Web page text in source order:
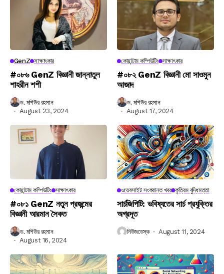
GenZ সাক্ষাৎকার
#০৮৬ GenZ বিজ্ঞানী জান্নাতুল
শাহরীন শশী
ড. মশিউর রহমান
August 23, 2024
কোয়ান্টাম কম্পিউটিং সাক্ষাৎকার
#০৮২ GenZ বিজ্ঞানী মো সাওমুন
আজাদ
ড. মশিউর রহমান
August 17, 2024
কোয়ান্টাম কম্পিউটিং সাক্ষাৎকার
#০৮১ GenZ নতুন প্রজন্মের
বিজ্ঞানী আরমান সৈকত
ড. মশিউর রহমান
August 16, 2024
ওয়েবসাইট সংক্রান্ত খবর কৃত্রিম বুদ্ধিমত্তা
সার্চজিপিটি: ভবিষ্যতের সার্চ প্রযুক্তির
অগ্রদূত
নিউজডেস্ক August 11, 2024